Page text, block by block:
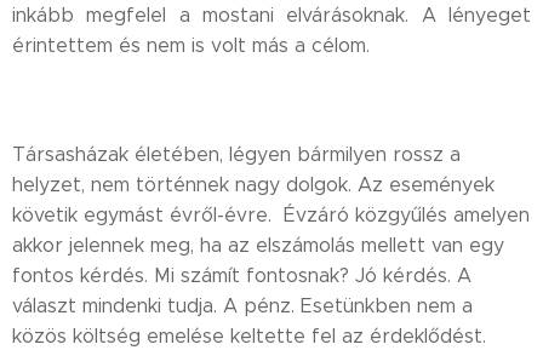
inkább megfelel a mostani elvárásoknak. A lényeget
érintettem és nem is volt más a célom.
Társasházak életében, légyen bármilyen rossz a
helyzet, nem történnek nagy dolgok. Az események
követik egymást évről-évre. Évzáró közgyűlés amelyen
akkor jelennek meg, ha az elszámolás mellett van egy
fontos kérdés. Mi számít fontosnak? Jó kérdés. A
választ mindenki tudja. A pénz. Esetünkben nem a
közös költség emelése keltette fel az érdeklődést.